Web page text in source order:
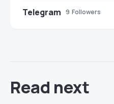
Telegram 9 Followers
Read next